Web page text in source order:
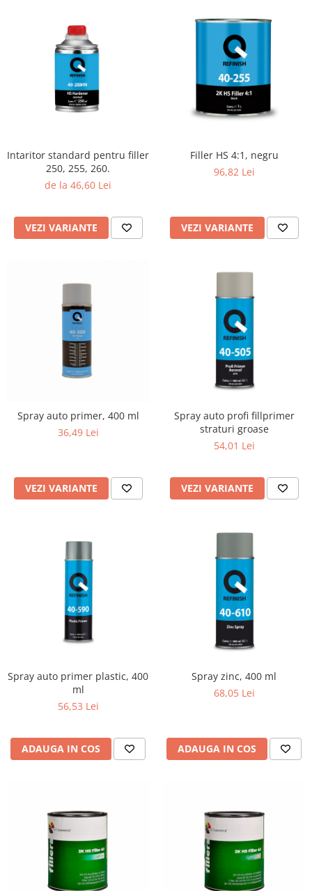
Intaritor standard pentru filler
250, 255, 260.
de la 46,60 Lei
VEZI VARIANTE
Filler HS 4:1, negru
96,82 Lei
VEZI VARIANTE
Spray auto primer, 400 ml
36,49 Lei
VEZI VARIANTE
Spray auto profi fillprimer
straturi groase
54,01 Lei
VEZI VARIANTE
Spray auto primer plastic, 400
ml
56,53 Lei
ADAUGA IN COS
Spray zinc, 400 ml
68,05 Lei
ADAUGA IN COS